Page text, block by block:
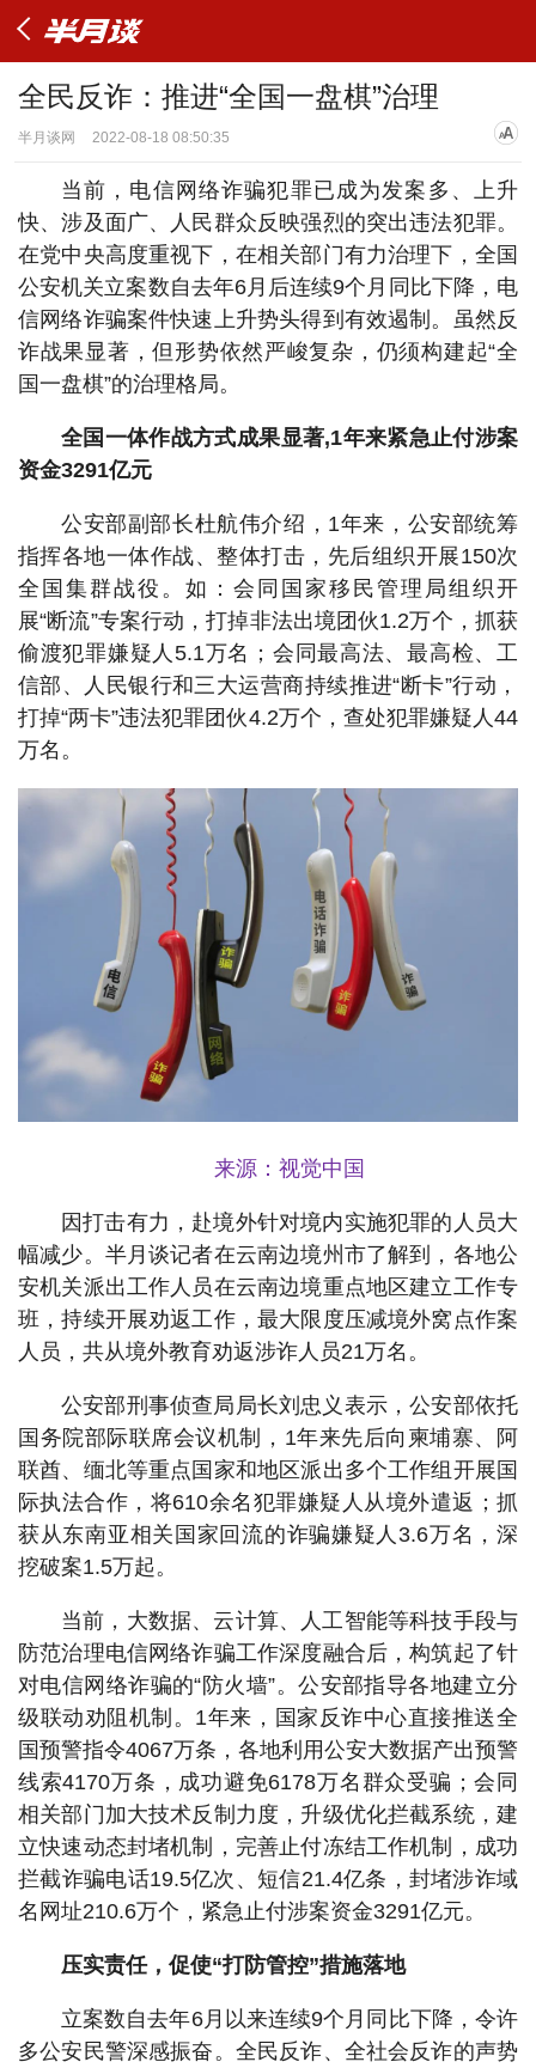
全民反诈：推进“全国一盘棋”治理
半月谈网 2022-08-18 08:50:35
当前，电信网络诈骗犯罪已成为发案多、上升
快、涉及面广、人民群众反映强烈的突出违法犯罪。
在党中央高度重视下，在相关部门有力治理下，全国
公安机关立案数自去年6月后连续9个月同比下降，电
信网络诈骗案件快速上升势头得到有效遏制。虽然反
诈战果显著，但形势依然严峻复杂，仍须构建起“全
国一盘棋”的治理格局。
全国一体作战方式成果显著,1年来紧急止付涉案
资金3291亿元
公安部副部长杜航伟介绍，1年来，公安部统筹
指挥各地一体作战、整体打击，先后组织开展150次
全国集群战役。如：会同国家移民管理局组织开
展“断流”专案行动，打掉非法出境团伙1.2万个，抓获
偷渡犯罪嫌疑人5.1万名；会同最高法、最高检、工
信部、人民银行和三大运营商持续推进“断卡”行动，
打掉“两卡”违法犯罪团伙4.2万个，查处犯罪嫌疑人44
万名。
来源：视觉中国
因打击有力，赴境外针对境内实施犯罪的人员大
幅减少。半月谈记者在云南边境州市了解到，各地公
安机关派出工作人员在云南边境重点地区建立工作专
班，持续开展劝返工作，最大限度压减境外窝点作案
人员，共从境外教育劝返涉诈人员21万名。
公安部刑事侦查局局长刘忠义表示，公安部依托
国务院部际联席会议机制，1年来先后向柬埔寨、阿
联酋、缅北等重点国家和地区派出多个工作组开展国
际执法合作，将610余名犯罪嫌疑人从境外遣返；抓
获从东南亚相关国家回流的诈骗嫌疑人3.6万名，深
挖破案1.5万起。
当前，大数据、云计算、人工智能等科技手段与
防范治理电信网络诈骗工作深度融合后，构筑起了针
对电信网络诈骗的“防火墙”。公安部指导各地建立分
级联动劝阻机制。1年来，国家反诈中心直接推送全
国预警指令4067万条，各地利用公安大数据产出预警
线索4170万条，成功避免6178万名群众受骗；会同
相关部门加大技术反制力度，升级优化拦截系统，建
立快速动态封堵机制，完善止付冻结工作机制，成功
拦截诈骗电话19.5亿次、短信21.4亿条，封堵涉诈域
名网址210.6万个，紧急止付涉案资金3291亿元。
压实责任，促使“打防管控”措施落地
立案数自去年6月以来连续9个月同比下降，令许
多公安民警深感振奋。全民反诈、全社会反诈的声势